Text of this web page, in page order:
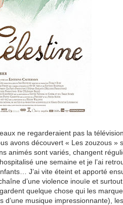
ne regarderaient pas la
avons découvert « Les zouzous »
animés sont variés, changent
une semaine et je l’ai
J’ai vite éteint et apporté
d’une violence inouïe et
quelque chose qui les
musique impressionnante), les